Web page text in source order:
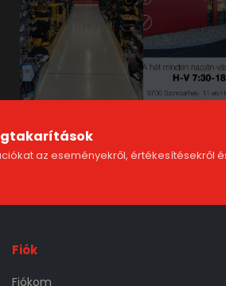
az eseményekről, értékesítésekről
Fiók
Fiókom